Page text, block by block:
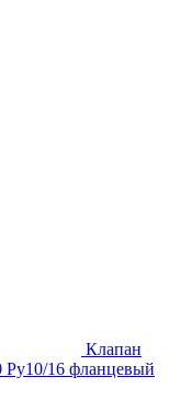
Клапан
Ру10/16 фланцевый